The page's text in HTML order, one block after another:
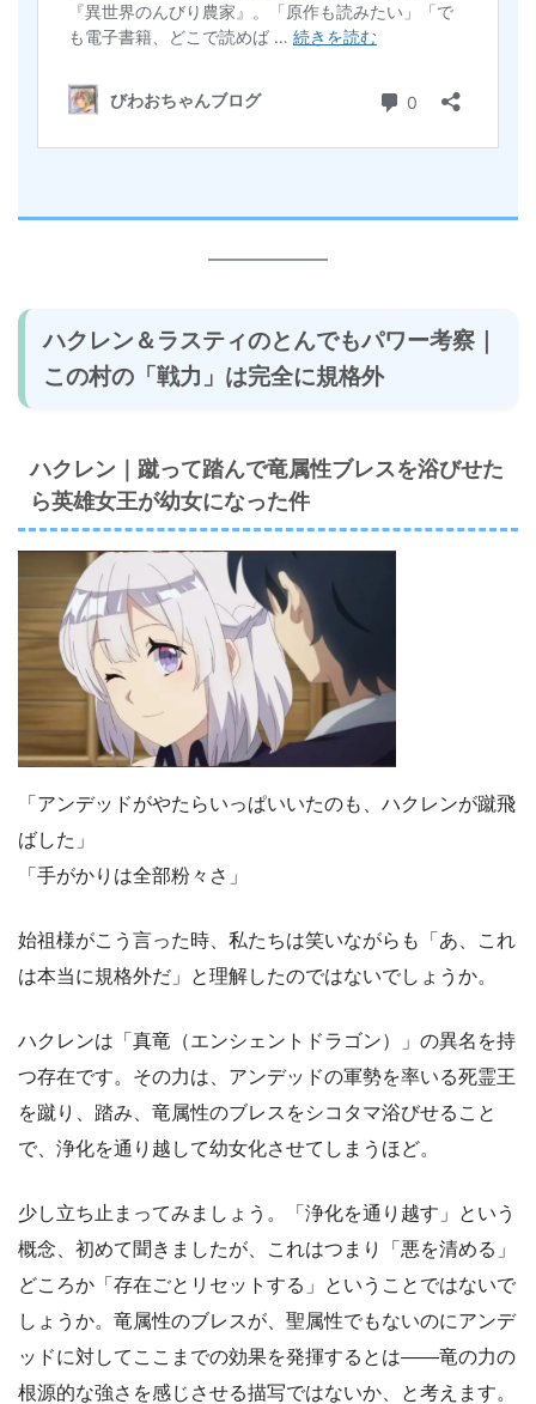
ハクレン＆ラスティのとんでもパワー考察｜
この村の「戦力」は完全に規格外
ハクレン｜蹴って踏んで竜属性ブレスを浴びせた
ら英雄女王が幼女になった件
「アンデッドがやたらいっぱいいたのも、ハクレンが蹴飛
ばした」
「手がかりは全部粉々さ」
始祖様がこう言った時、私たちは笑いながらも「あ、これ
は本当に規格外だ」と理解したのではないでしょうか。
ハクレンは「真竜（エンシェントドラゴン）」の異名を持
つ存在です。その力は、アンデッドの軍勢を率いる死霊王
を蹴り、踏み、竜属性のブレスをシコタマ浴びせること
で、浄化を通り越して幼女化させてしまうほど。
少し立ち止まってみましょう。「浄化を通り越す」という
概念、初めて聞きましたが、これはつまり「悪を清める」
どころか「存在ごとリセットする」ということではないで
しょうか。竜属性のブレスが、聖属性でもないのにアンデ
ッドに対してここまでの効果を発揮するとは――竜の力の
根源的な強さを感じさせる描写ではないか、と考えます。